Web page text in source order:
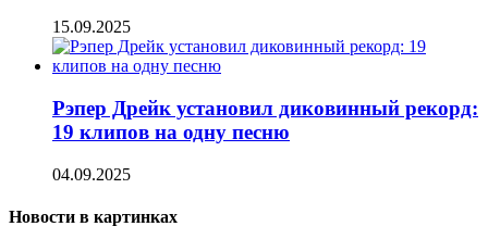
15.09.2025
Рэпер Дрейк установил диковинный рекорд:
19 клипов на одну песню
04.09.2025
Новости в картинках